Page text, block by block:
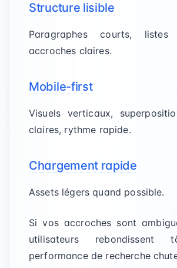
Structure lisible
Paragraphes courts, listes
accroches claires.
Mobile-first
Visuels verticaux,
claires, rythme rapide.
Chargement rapide
Assets légers quand possible.
Si vos accroches sont
utilisateurs
performance de recherche